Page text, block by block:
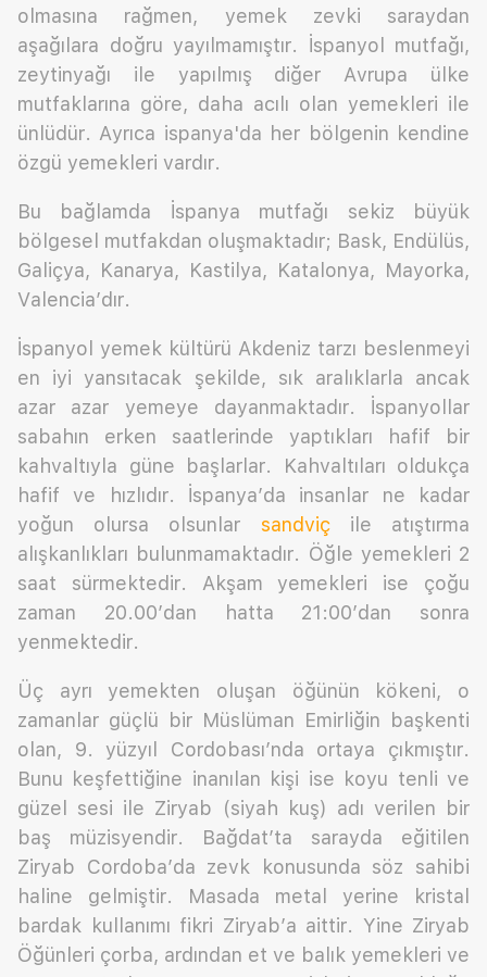
olmasına rağmen, yemek zevki saraydan
aşağılara doğru yayılmamıştır. İspanyol mutfağı,
zeytinyağı ile yapılmış diğer Avrupa ülke
mutfaklarına göre, daha acılı olan yemekleri ile
ünlüdür. Ayrıca ispanya'da her bölgenin kendine
özgü yemekleri vardır.
Bu bağlamda İspanya mutfağı sekiz büyük
bölgesel mutfakdan oluşmaktadır; Bask, Endülüs,
Galiçya, Kanarya, Kastilya, Katalonya, Mayorka,
Valencia’dır.
İspanyol yemek kültürü Akdeniz tarzı beslenmeyi
en iyi yansıtacak şekilde, sık aralıklarla ancak
azar azar yemeye dayanmaktadır. İspanyollar
sabahın erken saatlerinde yaptıkları hafif bir
kahvaltıyla güne başlarlar. Kahvaltıları oldukça
hafif ve hızlıdır. İspanya’da insanlar ne kadar
yoğun olursa olsunlar sandviçile atıştırma
alışkanlıkları bulunmamaktadır. Öğle yemekleri 2
saat sürmektedir. Akşam yemekleri ise çoğu
zaman 20.00’dan hatta 21:00’dan sonra
yenmektedir.
Üç ayrı yemekten oluşan öğünün kökeni, o
zamanlar güçlü bir Müslüman Emirliğin başkenti
olan, 9. yüzyıl Cordobası’nda ortaya çıkmıştır.
Bunu keşfettiğine inanılan kişi ise koyu tenli ve
güzel sesi ile Ziryab (siyah kuş) adı verilen bir
baş müzisyendir. Bağdat’ta sarayda eğitilen
Ziryab Cordoba’da zevk konusunda söz sahibi
haline gelmiştir. Masada metal yerine kristal
bardak kullanımı fikri Ziryab’a aittir. Yine Ziryab
Öğünleri çorba, ardından et ve balık yemekleri ve